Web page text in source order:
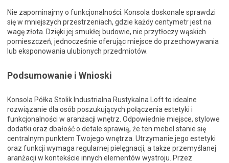
Nie zapominajmy o funkcjonalności. Konsola doskonale sprawdzi
się w mniejszych przestrzeniach, gdzie każdy centymetr jest na
wagę złota. Dzięki jej smukłej budowie, nie przytłoczy wąskich
pomieszczeń, jednocześnie oferując miejsce do przechowywania
lub eksponowania ulubionych przedmiotów.
Podsumowanie i Wnioski
Konsola Półka Stolik Industrialna Rustykalna Loft to idealne
rozwiązanie dla osób poszukujących połączenia estetyki i
funkcjonalności w aranżacji wnętrz. Odpowiednie miejsce, stylowe
dodatki oraz dbałość o detale sprawią, że ten mebel stanie się
centralnym punktem Twojego wnętrza. Utrzymanie jego estetyki
oraz funkcji wymaga regularnej pielęgnacji, a także przemyślanej
aranżacji w kontekście innych elementów wystroju. Przez